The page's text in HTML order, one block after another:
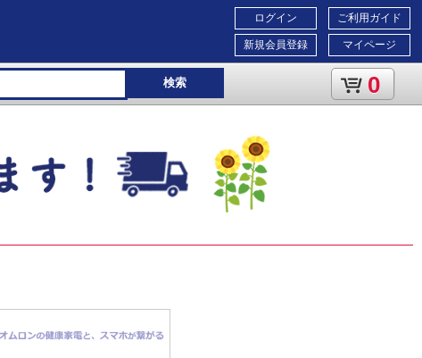
ご利用ガイド
マイページ
ログイン
新規会員登録
検索 0